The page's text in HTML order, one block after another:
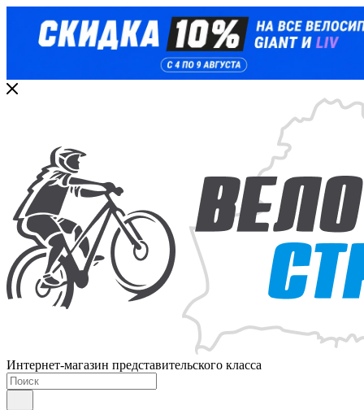
Интернет-магазин представительского класса